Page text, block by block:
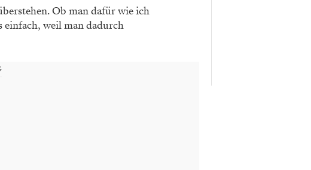
Ob man dafür wie ich
weil man dadurch